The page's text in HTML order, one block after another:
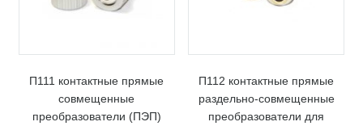
П111 контактные прямые
совмещенные
преобразователи (ПЭП)
П112 контактные прямые
раздельно-совмещенные
преобразователи для